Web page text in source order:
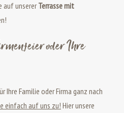
auf unserer Terrasse mit
oder Ihre
Ihre Familie oder Firma ganz nach
einfach auf uns zu!Hier unsere